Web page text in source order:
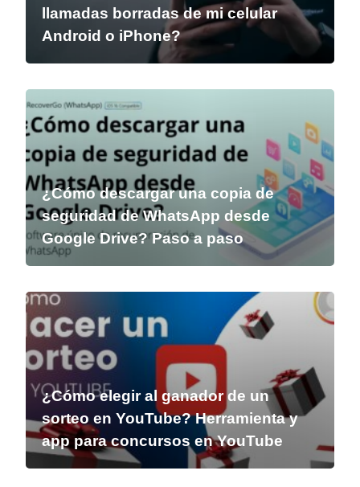
llamadas borradas de mi celular
Android o iPhone?
¿Cómo descargar una copia de
seguridad de WhatsApp desde
Google Drive? Paso a paso
¿Cómo elegir al ganador de un
sorteo en YouTube? Herramienta y
app para concursos en YouTube